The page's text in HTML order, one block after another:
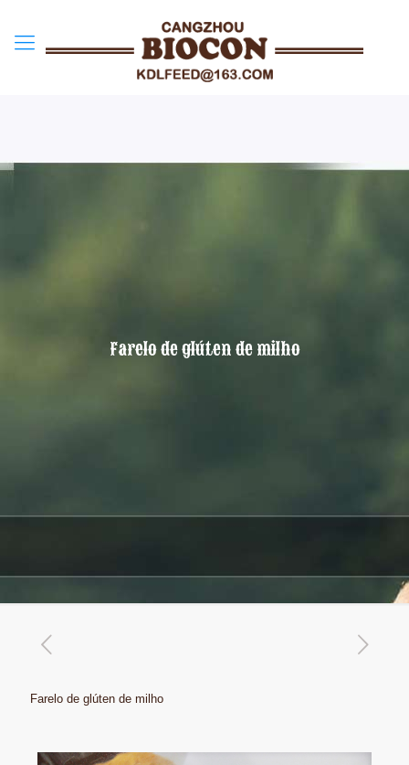
Farelo de glúten de milho
Farelo de glúten de milho